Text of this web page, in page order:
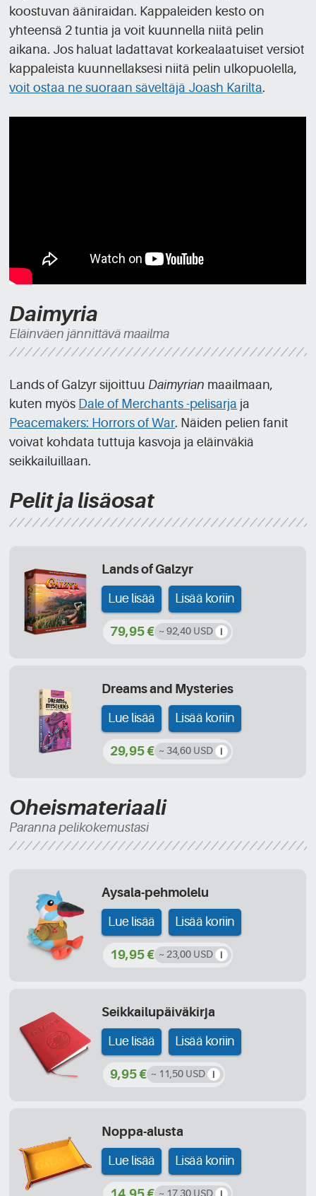
koostuvan ääniraidan. Kappaleiden kesto on
yhteensä 2 tuntia ja voit kuunnella niitä pelin
aikana. Jos haluat ladattavat korkealaatuiset versiot
kappaleista kuunnellaksesi niitä pelin ulkopuolella,
voit ostaa ne suoraan säveltäjä Joash Karilta.
Daimyria
Eläinväen jännittävä maailma
Lands of Galzyr sijoittuu Daimyrian maailmaan,
kuten myös Dale of Merchants -pelisarja ja
Peacemakers: Horrors of War. Näiden pelien fanit
voivat kohdata tuttuja kasvoja ja eläinväkiä
seikkailuillaan.
Pelit ja lisäosat
Lands of Galzyr
Lue lisää Lisää koriin
79,95 € ~ 92,40 USD
Dreams and Mysteries
Lue lisää Lisää koriin
29,95 € ~ 34,60 USD
Oheismateriaali
Paranna pelikokemustasi
Aysala-pehmolelu
Lue lisää Lisää koriin
19,95 € ~ 23,00 USD
Seikkailupäiväkirja
Lue lisää Lisää koriin
9,95 € ~ 11,50 USD
Noppa-alusta
Lue lisää Lisää koriin
~ 17,30 USD